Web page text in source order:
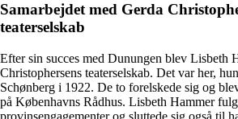
Samarbejdet med Gerda
teaterselskab
Efter sin succes med Dunungen blev Lisbeth
Christophersens teaterselskab. Det var her,
Schønberg i 1922. De to forelskede sig og
på Københavns Rådhus. Lisbeth Hammer
provinsengagementer og sluttede sig også til